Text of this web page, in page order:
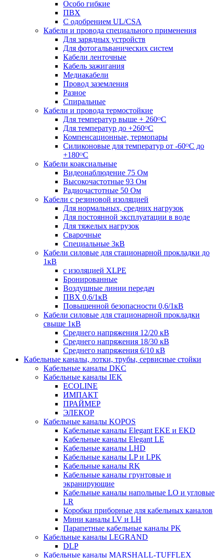
Особо гибкие
ПВХ
С одобрением UL/CSA
Кабели и провода специального применения
Для зарядных устройств
Для фотогальванических систем
Кабели ленточные
Кабель зажигания
Медиакабели
Провод заземления
Разное
Спиральные
Кабели и провода термостойкие
Для температур выше + 260ᴼС
Для температур до +260ᴼС
Компенсационные, термопары
Силиконовые для температур от -60ᴼC до
+180ᴼС
Кабели коаксиальные
Видеонаблюдение 75 Ом
Высокочастотные 93 Ом
Радиочастотные 50 Ом
Кабели с резиновой изоляцией
Для нормальных, средних нагрузок
Для постоянной эксплуатации в воде
Для тяжелых нагрузок
Сварочные
Специальные 3кВ
Кабели силовые для стационарной прокладки до
1кВ
c изоляцией XLPE
Бронированные
Воздушные линии передач
ПВХ 0,6/1кВ
Повышенной безопасности 0,6/1кВ
Кабели силовые для стационарной прокладки
свыше 1кВ
Среднего напряжения 12/20 кВ
Среднего напряжения 18/30 кВ
Среднего напряжения 6/10 кВ
Кабельные каналы, лотки, трубы, сервисные стойки
Кабельные каналы DKC
Кабельные каналы IEK
ECOLINE
ИМПАКТ
ПРАЙМЕР
ЭЛЕКОР
Кабельные каналы KOPOS
Кабельные каналы Elegant EKE и EKD
Кабельные каналы Elegant LE
Кабельные каналы LHD
Кабельные каналы LP и LPK
Кабельные каналы RK
Кабельные каналы грунтовые и
экранирующие
Кабельные каналы напольные LO и угловые
LR
Коробки приборные для кабельных каналов
Мини каналы LV и LH
Парапетные кабельные каналы PK
Кабельные каналы LEGRAND
DLP
Кабельные каналы MARSHALL-TUFFLEX